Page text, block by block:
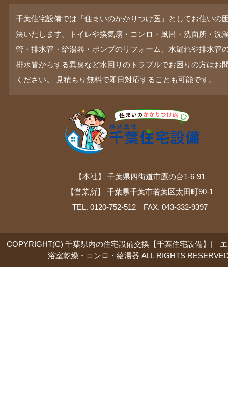
千葉住宅設備では「住まいのかかりつけ医」としてお住いの
決いたします。トイレや換気扇・コンロ・風呂・洗面所・洗
管・排水管・給湯器・ポンプのリフォーム、水漏れや排水管
排水管からする異臭など水回りのトラブルでお困りの方はお
ください。 見積もり無料で即日対応することも可能です。
【本社】 千葉県四街道市鷹の台1-6-91
【営業所】 千葉県千葉市若葉区太田町90-1
TEL. 0120-752-512 FAX. 043-332-9397
COPYRIGHT(C) 千葉県内の住宅設備交換【千葉住宅設備】|
浴室乾燥・コンロ・給湯器 ALL RIGHTS